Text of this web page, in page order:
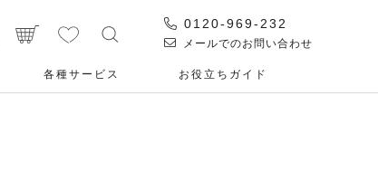
0120-969-232
メールでのお問い合わせ
各種サービス お役⽴ちガイド